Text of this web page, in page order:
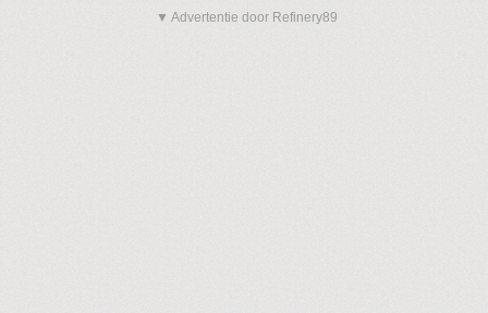
▼ Advertentie door Refinery89